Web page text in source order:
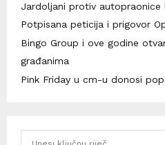
Jardoljani protiv autopraonice
Potpisana peticija i prigovor
Bingo Group i ove godine
građanima
Pink Friday u cm-u donosi